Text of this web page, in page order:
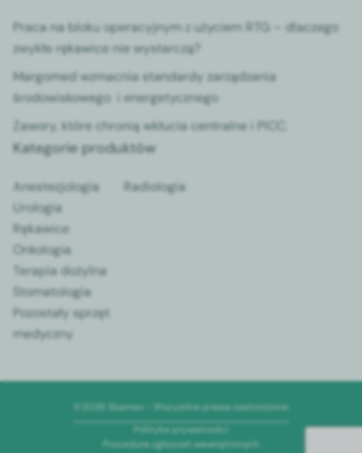
Praca na bloku operacyjnym z użyciem RTG – dlaczego
zwykłe rękawice nie wystarczą?
Margomed wzmacnia standardy zarządzania
środowiskowego i energetycznego
Zawory, które chronią wkłucia centralne i PICC.
Kategorie produktów
Anestezjologia
Urologia
Rękawice
Onkologia
Terapia dożylna
Stomatologia
Pozostały sprzęt
medyczny
Radiologia
©2026 Skamex - Wszystkie prawa zastrzeżone
Polityka prywatności
Procedura zgłoszeń wewnętrznych